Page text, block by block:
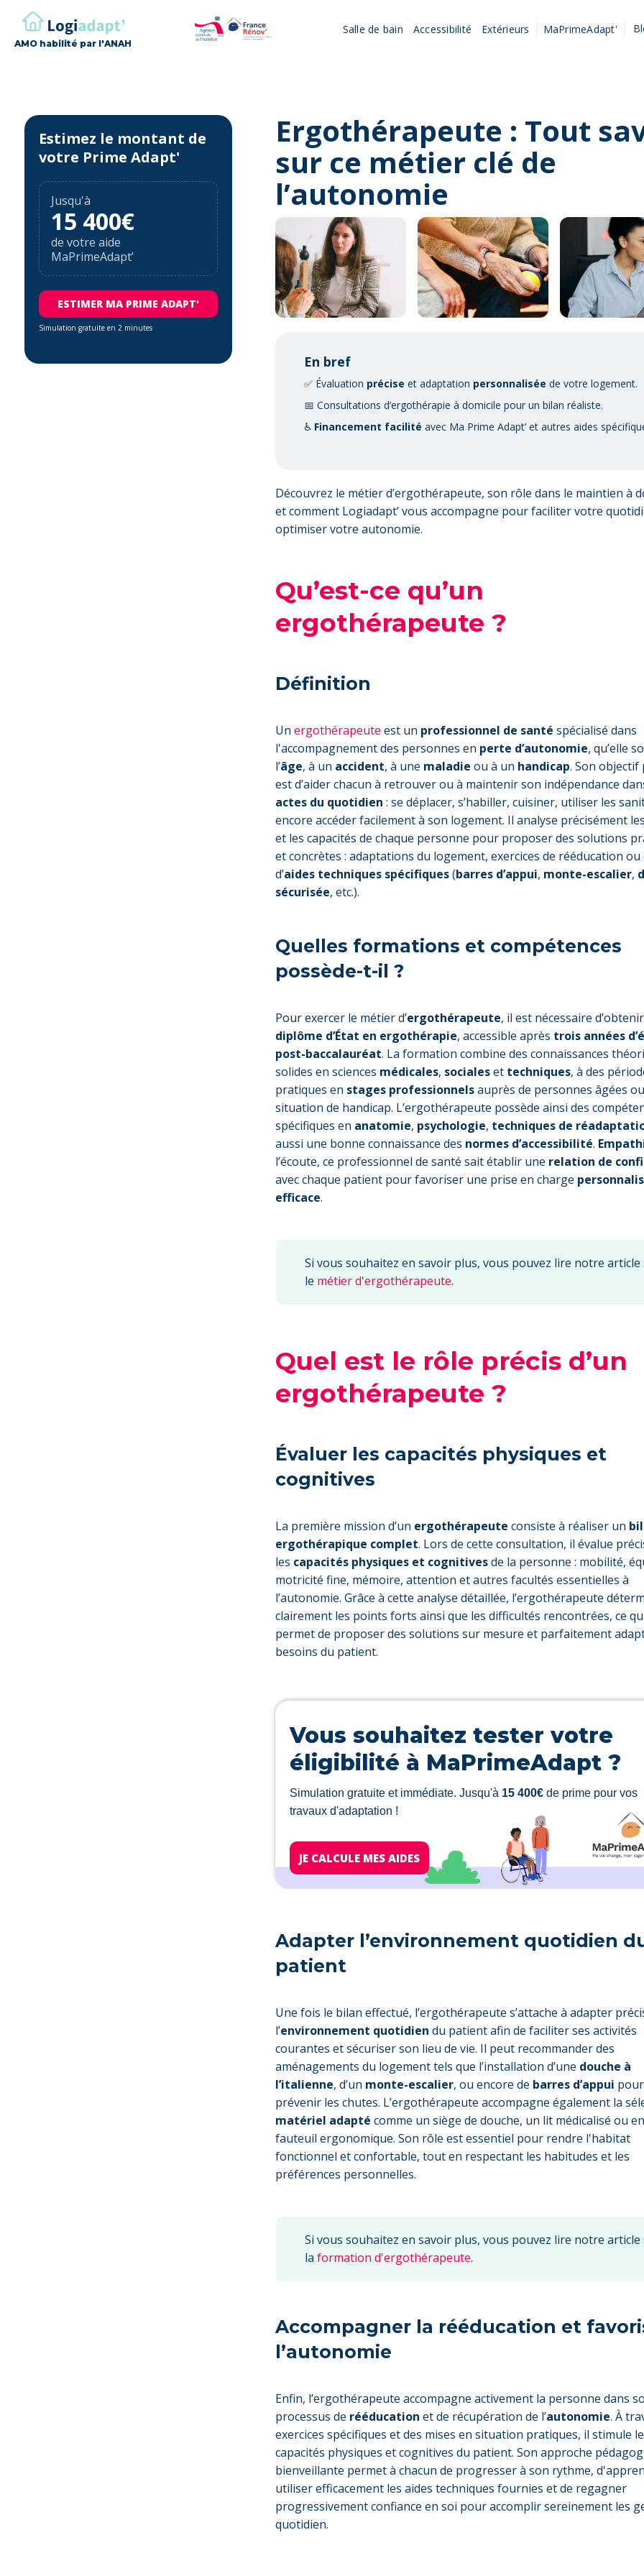
AMO habilité par l'ANAH
Salle de bain Accessibilité Extérieurs MaPrimeAdapt'
Estimez le montant de
votre Prime Adapt'
Jusqu'à
15 400€
de votre aide
MaPrimeAdapt’
ESTIMER MA PRIME ADAPT'
Simulation gratuite en 2 minutes
Ergothérapeute : Tout
sur ce métier clé de
l’autonomie
En bref
✅ Évaluation précise et adaptation personnalisée de votre logement.
📅 Consultations d’ergothérapie à domicile pour un bilan réaliste.
♿ Financement facilité avec Ma Prime Adapt’ et autres aides
Découvrez le métier d’ergothérapeute, son rôle dans le maintien à
et comment Logiadapt’ vous accompagne pour faciliter votre
optimiser votre autonomie.
Qu’est-ce qu’un
ergothérapeute ?
Définition
Un ergothérapeute est un professionnel de santé spécialisé dans
l'accompagnement des personnes en perte d’autonomie, qu’elle
l’âge, à un accident, à une maladie ou à un handicap. Son objectif
est d’aider chacun à retrouver ou à maintenir son indépendance
actes du quotidien : se déplacer, s’habiller, cuisiner, utiliser les
encore accéder facilement à son logement. Il analyse précisément
et les capacités de chaque personne pour proposer des solutions
et concrètes : adaptations du logement, exercices de rééducation ou
d’aides techniques spécifiques(barres d’appui, monte-escalier,
sécurisée, etc.).
Quelles formations et compétences
possède-t-il ?
Pour exercer le métier d’ergothérapeute, il est nécessaire
diplôme d’État en ergothérapie, accessible après trois années
post-baccalauréat. La formation combine des connaissances
solides en sciences médicales, socialeset techniques, à des
pratiques en stages professionnelsauprès de personnes âgées
situation de handicap. L’ergothérapeute possède ainsi des
spécifiques en anatomie, psychologie, techniques de
aussi une bonne connaissance des normes d’accessibilité.
l’écoute, ce professionnel de santé sait établir une relation de
avec chaque patient pour favoriser une prise en charge
efficace.
Si vous souhaitez en savoir plus, vous pouvez lire notre article
le métier d'ergothérapeute.
Quel est le rôle précis d’un
ergothérapeute ?
Évaluer les capacités physiques et
cognitives
La première mission d’un ergothérapeute consiste à réaliser un
ergothérapique complet. Lors de cette consultation, il évalue
les capacités physiques et cognitivesde la personne : mobilité,
motricité fine, mémoire, attention et autres facultés essentielles à
l’autonomie. Grâce à cette analyse détaillée, l’ergothérapeute
clairement les points forts ainsi que les difficultés rencontrées, ce
permet de proposer des solutions sur mesure et parfaitement
besoins du patient.
Vous souhaitez tester votre
éligibilité à MaPrimeAdapt ?
Simulation gratuite et immédiate. Jusqu'à 15 400€de prime pour vos
travaux d'adaptation !
JE CALCULE MES AIDES
Adapter l’environnement quotidien
patient
Une fois le bilan effectué, l’ergothérapeute s’attache à adapter
l’environnement quotidien du patient afin de faciliter ses activités
courantes et sécuriser son lieu de vie. Il peut recommander des
aménagements du logement tels que l’installation d’une douche à
l’italienne, d’un monte-escalier, ou encore de barres d’appui pour
prévenir les chutes. L’ergothérapeute accompagne également la
matériel adapté comme un siège de douche, un lit médicalisé ou
fauteuil ergonomique. Son rôle est essentiel pour rendre l'habitat
fonctionnel et confortable, tout en respectant les habitudes et les
préférences personnelles.
Si vous souhaitez en savoir plus, vous pouvez lire notre article
la formation d'ergothérapeute.
Accompagner la rééducation et
l’autonomie
Enfin, l’ergothérapeute accompagne activement la personne dans
processus de rééducation et de récupération de l’autonomie. À
exercices spécifiques et des mises en situation pratiques, il stimule
capacités physiques et cognitives du patient. Son approche
bienveillante permet à chacun de progresser à son rythme,
utiliser efficacement les aides techniques fournies et de regagner
progressivement confiance en soi pour accomplir sereinement les
quotidien.